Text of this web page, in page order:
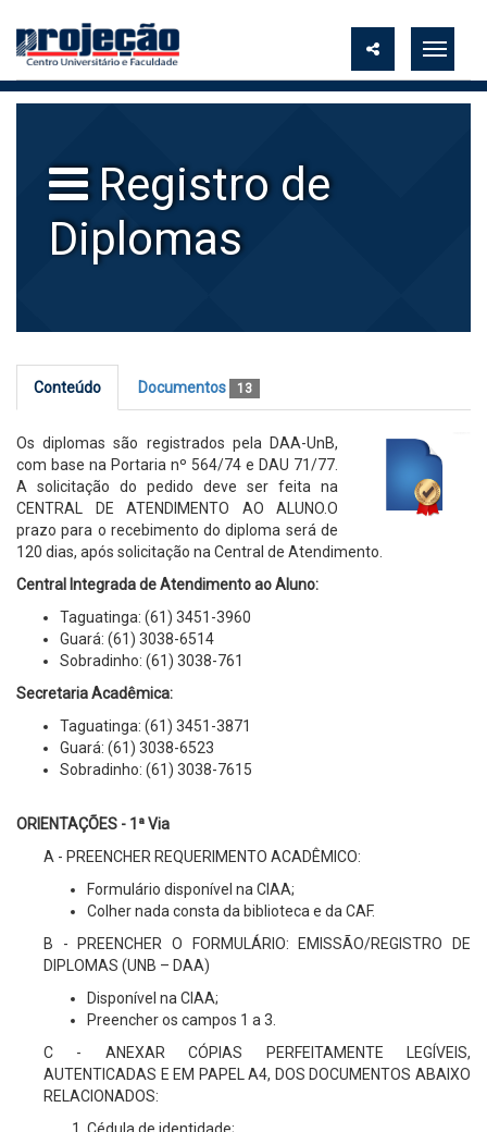
Registro de
Diplomas
Conteúdo Documentos 13
Os diplomas são registrados pela DAA-UnB,
com base na Portaria nº 564/74 e DAU 71/77.
A solicitação do pedido deve ser feita na
CENTRAL DE ATENDIMENTO AO ALUNO.O
prazo para o recebimento do diploma será de
120 dias, após solicitação na Central de Atendimento.
Central Integrada de Atendimento ao Aluno:
Taguatinga: (61) 3451-3960
Guará: (61) 3038-6514
Sobradinho: (61) 3038-761
Secretaria Acadêmica:
Taguatinga: (61) 3451-3871
Guará: (61) 3038-6523
Sobradinho: (61) 3038-7615
ORIENTAÇÕES - 1ª Via
A - PREENCHER REQUERIMENTO ACADÊMICO:
Formulário disponível na CIAA;
Colher nada consta da biblioteca e da CAF.
B - PREENCHER O FORMULÁRIO: EMISSÃO/REGISTRO DE
DIPLOMAS (UNB – DAA)
Disponível na CIAA;
Preencher os campos 1 a 3.
C - ANEXAR CÓPIAS PERFEITAMENTE LEGÍVEIS,
AUTENTICADAS E EM PAPEL A4, DOS DOCUMENTOS ABAIXO
RELACIONADOS: